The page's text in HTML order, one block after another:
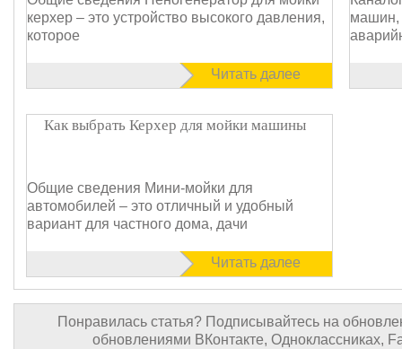
керхер – это устройство высокого давления,
которое
Читать далее
машин,
Как выбрать Керхер для мойки машины
Общие сведения Мини-мойки для
автомобилей – это отличный и удобный
вариант для частного дома, дачи
Читать далее
Понравилась статья? Подписывайтесь на
обновлениями ВКонтакте, Одноклассниках,